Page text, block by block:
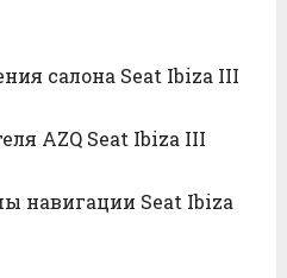
салона Seat Ibiza III
AZQ Seat Ibiza III
навигации Seat Ibiza